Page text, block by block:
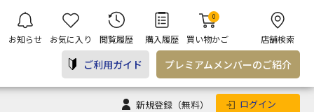
お知らせ お気に入り 閲覧履歴 購入履歴 買い物かご
0
店舗検索
ご利用ガイド プレミアム メンバーのご紹介
新規登録 （無料） ログイン